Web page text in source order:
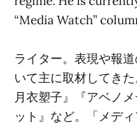
“Media Watch”
ライター。表現や報
いて主に取材してき
月衣塑子』『アベノ
ット』など。「メデ